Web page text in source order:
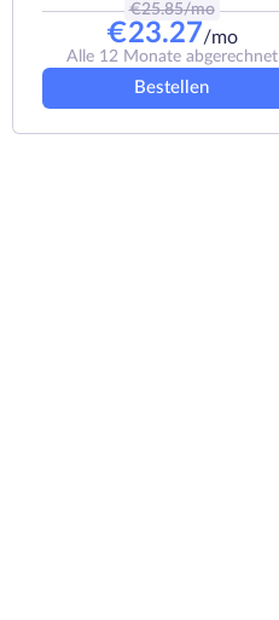
€25.85/mo
€23.27/mo
Alle 12 Monate abgerechnet
Bestellen